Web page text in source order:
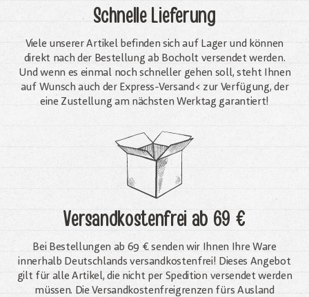
Schnelle Lieferung
Viele unserer Artikel befinden sich auf Lager und können
direkt nach der Bestellung ab Bocholt versendet werden.
Und wenn es einmal noch schneller gehen soll, steht Ihnen
auf Wunsch auch der Express-Versand< zur Verfügung, der
eine Zustellung am nächsten Werktag garantiert!
Versandkostenfreiab 69 €
Bei Bestellungen ab 69 € senden wir Ihnen Ihre Ware
innerhalb Deutschlands versandkostenfrei! Dieses Angebot
gilt für alle Artikel, die nicht per Spedition versendet werden
müssen. Die Versandkosten­freigrenzen fürs Ausland